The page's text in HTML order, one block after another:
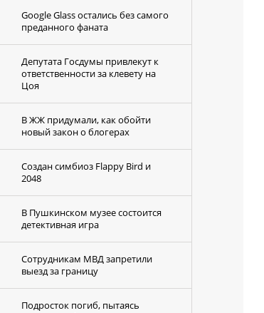
Google Glass остались без самого
преданного фаната
Депутата Госдумы привлекут к
ответственности за клевету на
Цоя
В ЖЖ придумали, как обойти
новый закон о блогерах
Создан симбиоз Flappy Bird и
2048
В Пушкинском музее состоится
детективная игра
Сотрудникам МВД запретили
выезд за границу
Подросток погиб, пытаясь